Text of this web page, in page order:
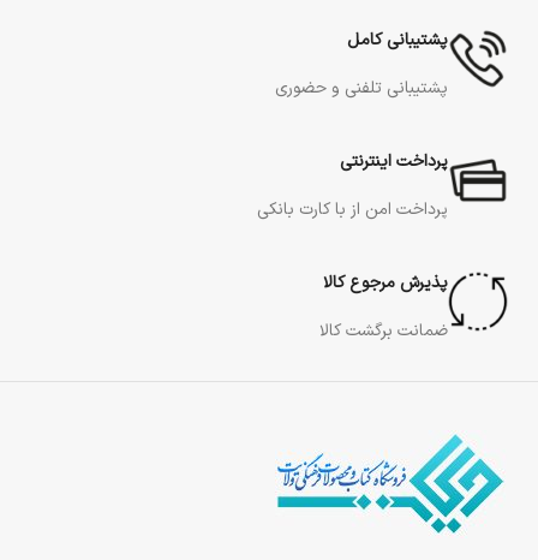
پشتیبانی کامل
پشتیبانی تلفنی و حضوری
پرداخت اینترنتی
پرداخت امن از با کارت بانکی
پذیرش مرجوع کالا
ضمانت برگشت کالا